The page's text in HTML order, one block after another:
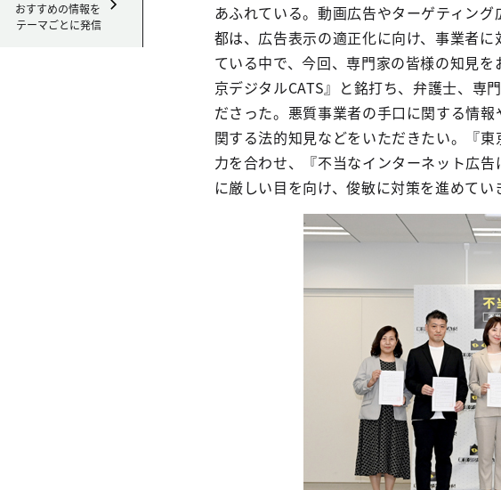
おすすめの情報を
テーマごとに発信
あふれている。動画広告やターゲティン
都は、広告表示の適正化に向け、事業者
ている中で、今回、専門家の皆様の知見
京デジタルCATS』と銘打ち、弁護士、専
ださった。悪質事業者の手口に関する情
関する法的知見などをいただきたい。『
力を合わせ、『不当なインターネット広
に厳しい目を向け、俊敏に対策を進めてい